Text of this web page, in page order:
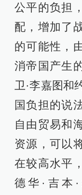
公平的负担
配，增加了
的可能性，
消帝国产生
卫·李嘉图和
国负担的说
自由贸易和
资源，可以
在较高水平
德华·吉本